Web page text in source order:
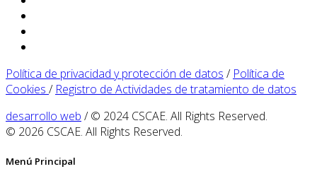
Política de privacidad y protección de datos / Política de
Cookies / Registro de Actividades de tratamiento de datos
desarrollo web / © 2024 CSCAE. All Rights Reserved.
© 2026 CSCAE. All Rights Reserved.
Menú Principal